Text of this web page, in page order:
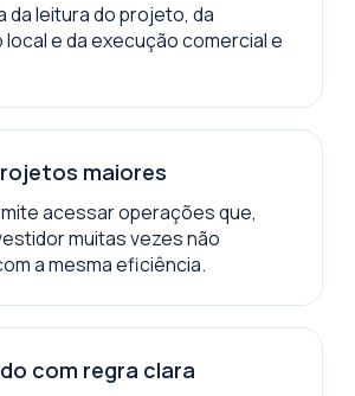
da leitura do projeto, da
e da execução comercial e
maiores
acessar operações que,
muitas vezes não
a mesma eficiência.
com regra clara